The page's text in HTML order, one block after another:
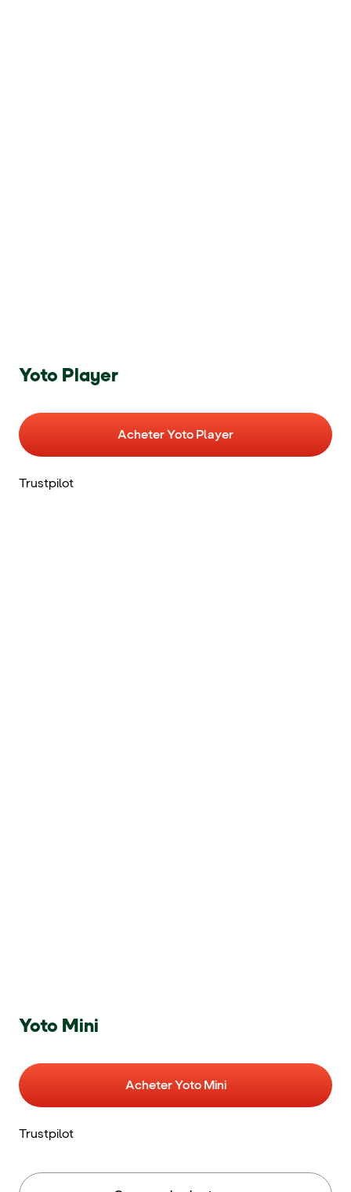
Yoto Player
Acheter Yoto Player
Trustpilot
Yoto Mini
Acheter Yoto Mini
Trustpilot